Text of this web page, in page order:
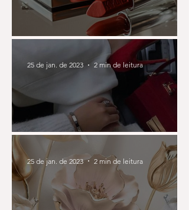
Empoderamento feminino
Mulheres de Sucesso
25 de jan. de 2023 2 min de leitura
25 de jan. de 2023 2 min de leitura